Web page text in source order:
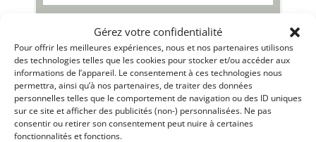
Gérez votre confidentialité
Pour offrir les meilleures expériences, nous et nos partenaires utilisons
des technologies telles que les cookies pour stocker et/ou accéder aux
informations de l’appareil. Le consentement à ces technologies nous
permettra, ainsi qu’à nos partenaires, de traiter des données
personnelles telles que le comportement de navigation ou des ID uniques
sur ce site et afficher des publicités (non-) personnalisées. Ne pas
consentir ou retirer son consentement peut nuire à certaines
fonctionnalités et fonctions.
Vends Porsche 911 1971. Refaite à neuf. PTH en règle. LM
Classic 2023. Immatriculée. Réfection complète. Seulement
100 km de rodage depuis - 55 000 euros de factures sur
demande. CG en règle.
Vendu par : jbc